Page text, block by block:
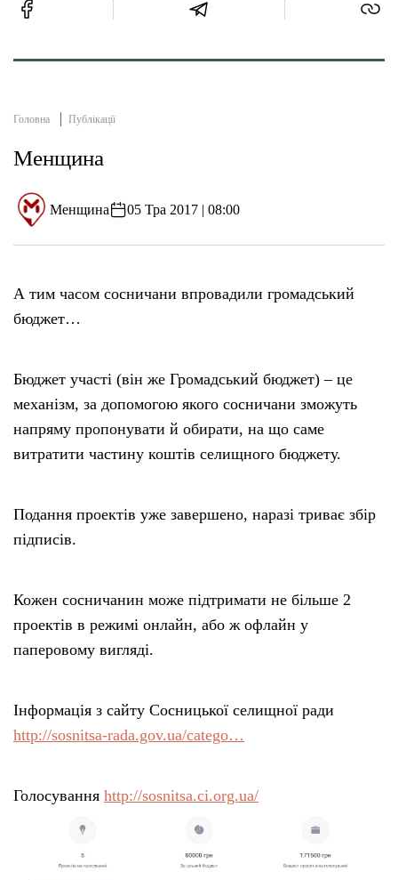
Головна Публікації
Менщина
Менщина 05 Тра 2017 | 08:00
А тим часом сосничани впровадили громадський
бюджет…
Бюджет участі (він же Громадський бюджет) – це
механізм, за допомогою якого сосничани зможуть
напряму пропонувати й обирати, на що саме
витратити частину коштів селищного бюджету.
Подання проектів уже завершено, наразі триває збір
підписів.
Кожен сосничанин може підтримати не більше 2
проектів в режимі онлайн, або ж офлайн у
паперовому вигляді.
Інформація з сайту Сосницької селищної ради
http://sosnitsa-rada.gov.ua/catego…
Голосування http://sosnitsa.ci.org.ua/